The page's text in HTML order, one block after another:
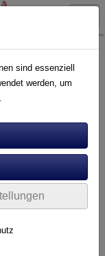
sind essenziell
werden, um